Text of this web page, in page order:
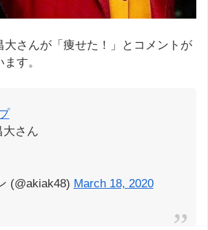
大さんが「痩せた！」とコメントが
す。
大さん
(@akiak48) March 18, 2020